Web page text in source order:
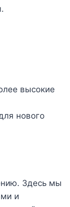
высокие
нового
Здесь мы
и